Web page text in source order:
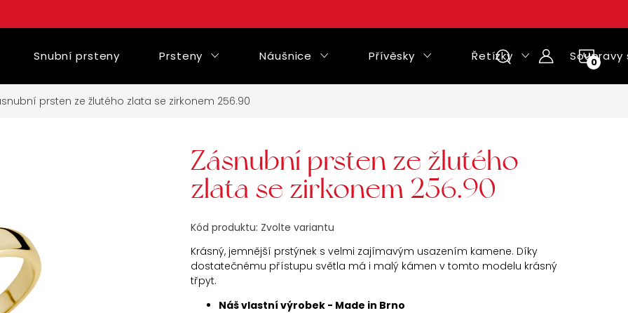
NÁKUPNÍ
Snubní prsteny Prsteny Náušnice Přívěsky Řetízky Soupravy
prsten ze žlutého zlata se zirkonem 256.90
Zásnubní prsten ze žlutého
zlata se zirkonem 256.90
Kód produktu: Zvolte variantu
Krásný, jemnější prstýnek s velmi zajímavým usazením kamene. Díky
dostatečnému přístupu světla má i malý kámen v tomto modelu krásný
třpyt.
Náš vlastní výrobek - Made in Brno